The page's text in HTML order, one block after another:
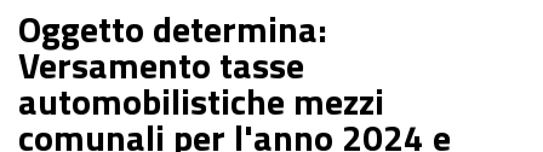
Oggetto determina:
Versamento tasse
automobilistiche mezzi
comunali per l'anno 2024 e